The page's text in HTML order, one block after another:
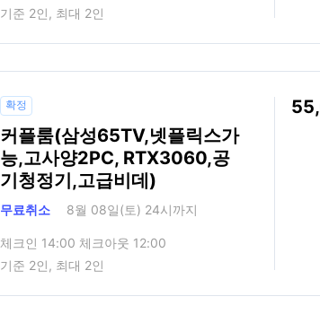
기준 2인, 최대 2인
확정
커플룸(삼성65TV,넷플릭스가
능,고사양2PC, RTX3060,공
기청정기,고급비데)
무료취소 8월 08일(토) 24시까지
체크인 14:00 체크아웃 12:00
기준 2인, 최대 2인